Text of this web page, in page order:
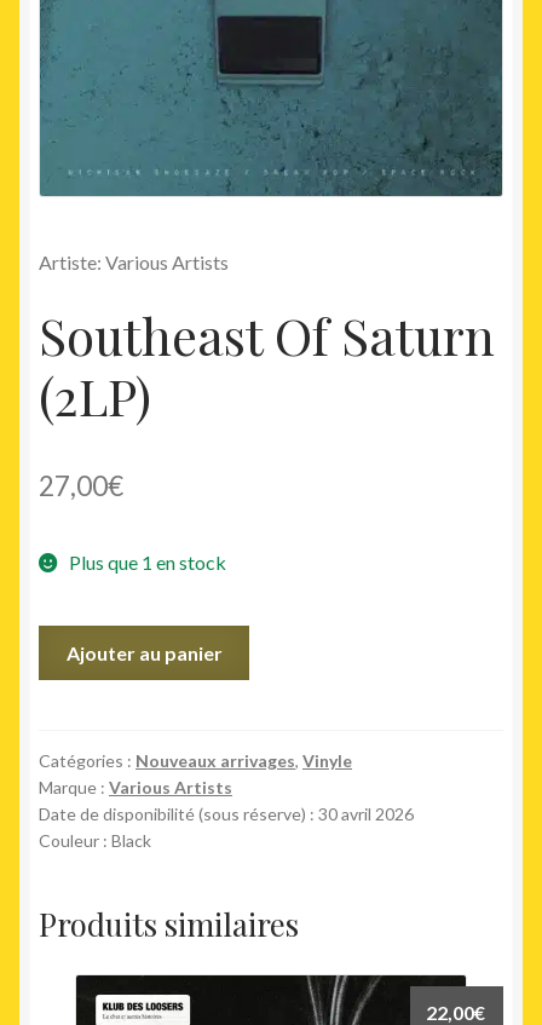
Artiste: Various Artists
Southeast Of Saturn
(2LP)
27,00€
Plus que 1 en stock
Saturn
(2LP)
Ajouter au panier
Catégories : Nouveaux arrivages, Vinyle
Marque : Various Artists
Date de disponibilité (sous réserve) : 30 avril 2026
Couleur : Black
Produits similaires
22,00€